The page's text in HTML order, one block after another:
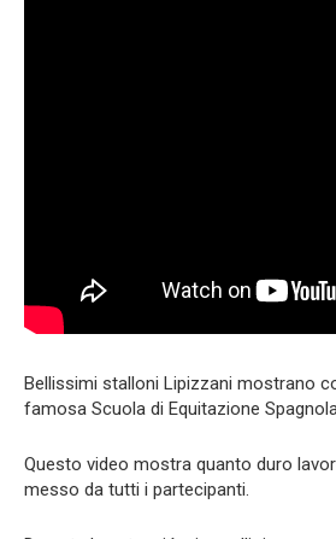
Bellissimi stalloni Lipizzani mostrano
famosa Scuola di Equitazione
Questo video mostra quanto duro
messo da tutti i partecipanti.